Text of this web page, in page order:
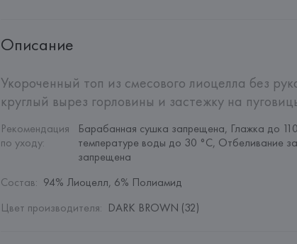
Описание
Укороченный топ из смесового лиоцелла без
круглый вырез горловины и застежку на
Рекомендация
по уходу:
Барабанная сушка запрещена, Глажка до
температуре воды до 30 °C, Отбеливание
запрещена
Состав: 94% Лиоцелл, 6% Полиамид
Цвет производителя: DARK BROWN (32)